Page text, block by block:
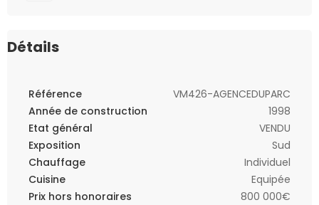
Détails
Référence
VM426-AGENCEDUPARC
Année de construction
1998
Etat général
VENDU
Exposition
Sud
Chauffage
Individuel
Cuisine
Equipée
Prix hors honoraires
800 000€